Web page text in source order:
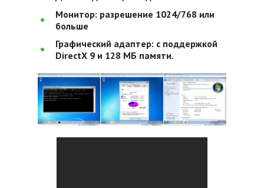
Монитор: разрешение 1024/768 или
больше
Графический адаптер: с поддержкой
DirectX 9 и 128 МБ памяти.